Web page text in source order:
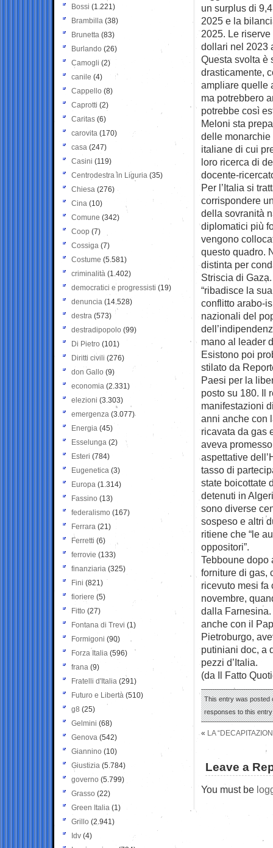
un surplus di
2025 e la
2025. Le
dollari nel 2023
Questa svolta è
drasticamente,
ampliare quelle
ma potrebbero
potrebbe così
Meloni sta
delle monarchie
italiane di cui
loro ricerca di
docente-
Per l’Italia si
corrispondere
della sovranità
diplomatici più
vengono
questo quadro.
distinta per
Striscia di
“ribadisce la
conflitto arabo-
nazionali del
mano al leader
Esistono poi
stilato da
Paesi per la
posto su 180. Il
manifestazioni
anni anche con
ricavata da gas
aveva
aspettative
tasso di
state boicottate
detenuti in
sono diverse
sospeso e altri
ritiene che “le
oppositori”.
Tebboune dopo
forniture di gas,
ricevuto mesi fa
novembre,
dalla
anche con il
Pietroburgo,
putiniani doc, a
pezzi d’Italia.
(da Il Fatto
This entry was posted
responses to this
« LA
Leave a
You must be
Bossi (1.221)
Brambilla (38)
Brunetta (83)
Burlando (26)
Camogli (2)
canile (4)
Cappello (8)
Caprotti (2)
Caritas (6)
carovita (170)
casa (247)
Casini (119)
Centrodestra in Liguria (35)
Chiesa (276)
Cina (10)
Comune (342)
Coop (7)
Cossiga (7)
Costume (5.581)
criminalità (1.402)
democratici e progressisti (19)
denuncia (14.528)
destra (573)
destradipopolo (99)
Di Pietro (101)
Diritti civili (276)
don Gallo (9)
economia (2.331)
elezioni (3.303)
emergenza (3.077)
Energia (45)
Esselunga (2)
Esteri (784)
Eugenetica (3)
Europa (1.314)
Fassino (13)
federalismo (167)
Ferrara (21)
Ferretti (6)
ferrovie (133)
finanziaria (325)
Fini (821)
fioriere (5)
Fitto (27)
Fontana di Trevi (1)
Formigoni (90)
Forza Italia (596)
frana (9)
Fratelli d'Italia (291)
Futuro e Libertà (510)
g8 (25)
Gelmini (68)
Genova (542)
Giannino (10)
Giustizia (5.784)
governo (5.799)
Grasso (22)
Green Italia (1)
Grillo (2.941)
Idv (4)